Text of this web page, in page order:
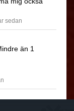
sedan
än 1